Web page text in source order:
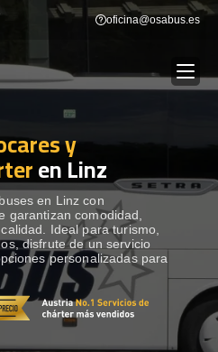
oficina@osabus.es
Show dropdown
Show dropdown
y
en Linz
en Linz con
garantizan comodidad,
Ideal para turismo,
disfrute de un servicio
personalizadas para